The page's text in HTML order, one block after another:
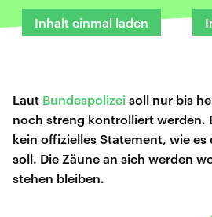
Inhalt einmal laden
Laut Bundespolizei soll nur bis
noch streng kontrolliert werden.
kein offizielles Statement, wie es
soll. Die Zäune an sich werden
stehen bleiben.